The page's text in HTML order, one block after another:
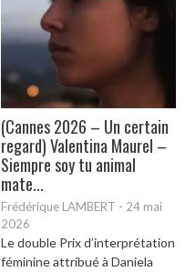
(Cannes 2026 – Un certain
regard) Valentina Maurel –
Siempre soy tu animal
mate...
Frédérique LAMBERT - 24 mai
2026
Le double Prix d’interprétation
féminine attribué à Daniela